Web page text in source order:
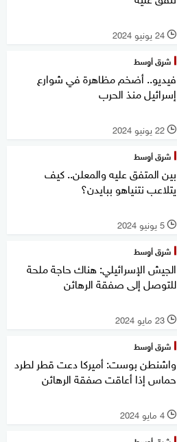
l 24 يونيو 2024
شرق أوسط
فيديو.. أضخم مظاهرة في شوارع
إسرائيل منذ الحرب
l 22 يونيو 2024
شرق أوسط
بين المتفق عليه والمعلن.. كيف
يتلاعب نتنياهو ببايدن؟
l 5 يونيو 2024
شرق أوسط
الجيش الإسرائيلي: هناك حاجة ملحة
للتوصل إلى صفقة الرهائن
l 23 مايو 2024
شرق أوسط
واشنطن بوست: أميركا دعت قطر لطرد
حماس إذا أعاقت صفقة الرهائن
l 4 مايو 2024